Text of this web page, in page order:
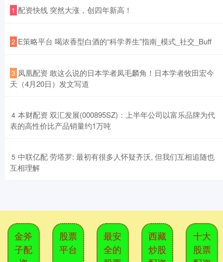
1 ​配资快线 突然大涨，创四年新高！
2 ​E策略平台 喝浓香型白酒的“科学养生”指南_模式_社交_Buff
3 ​凤凰配资 敢这么说的日本学者凤毛麟角！日本学者牧田宏今
天（4月20日）发文写道
4 ​本财配资 双汇发展(000895SZ)：上半年公司以富乐品牌为代
表的高性价比产品销量约1万吨
5 ​中联亿配 劳塔罗: 最初有很多人怀疑齐沃, 但我们互相追随也
互相理解
金斧
子配
股票
平台
最安
全的
西藏
炒股
十大
股票